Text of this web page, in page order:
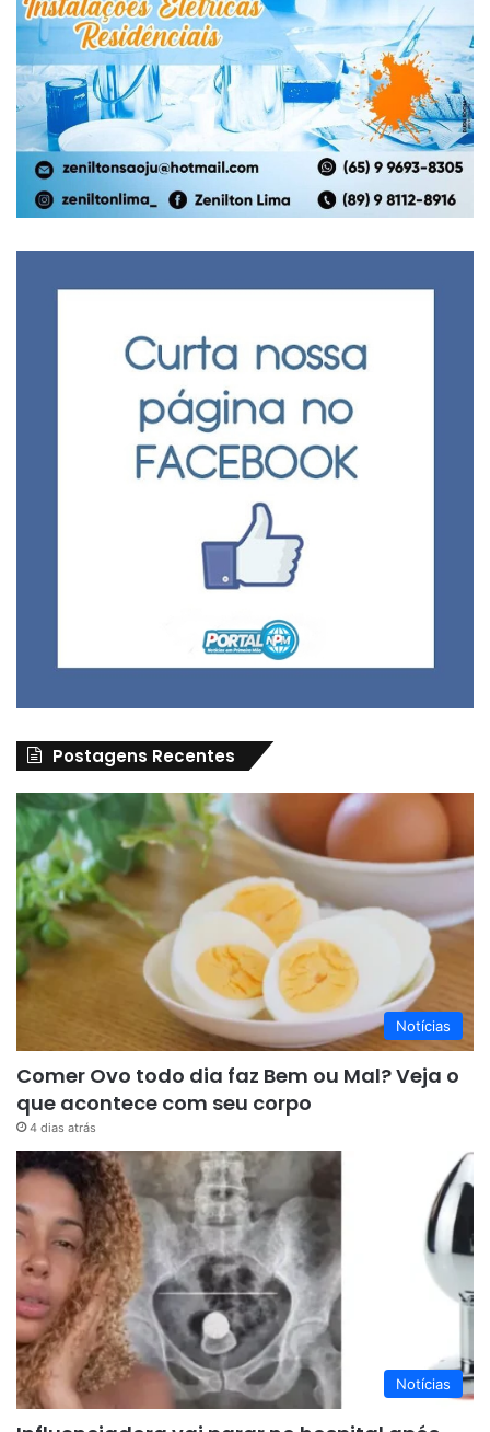
Postagens Recentes
Notícias
Comer Ovo todo dia faz Bem ou Mal? Veja o
que acontece com seu corpo
4 dias atrás
Notícias